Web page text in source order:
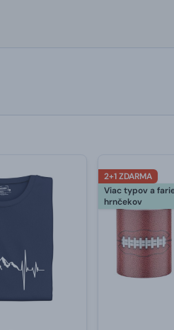
2+1 ZDARMA
Viac typov a
hrnčekov